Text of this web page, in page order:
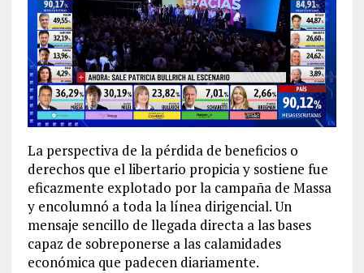
La perspectiva de la pérdida de beneficios o
derechos que el libertario propicia y sostiene fue
eficazmente explotado por la campaña de Massa
y encolumnó a toda la línea dirigencial. Un
mensaje sencillo de llegada directa a las bases
capaz de sobreponerse a las calamidades
económica que padecen diariamente.